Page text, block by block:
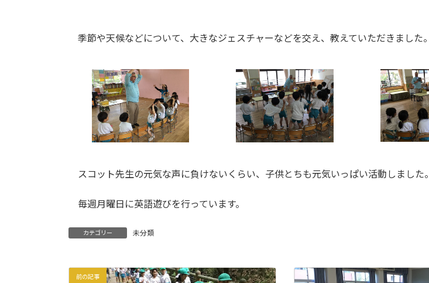
季節や天候などについて、大きなジェスチャーなどを交え、教えていただきました。
スコット先生の元気な声に負けないくらい、子供とちも元気いっぱい活動しました。
毎週月曜日に英語遊びを行っています。
カテゴリー 未分類
前の記事